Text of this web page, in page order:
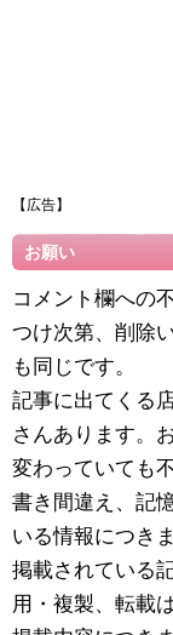
【広告】
お願い
コメント欄への
つけ次第、削除
も同じです。
記事に出てくる
さんあります。
変わっていても
書き間違え、記
いる情報につき
掲載されている
用・複製、転載